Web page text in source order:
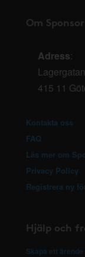
Om
Adress:
415 11
Kontakta oss
FAQ
Läs mer om
Privacy Policy
Registrera ny
Hjälp och
Skapa ett ärende